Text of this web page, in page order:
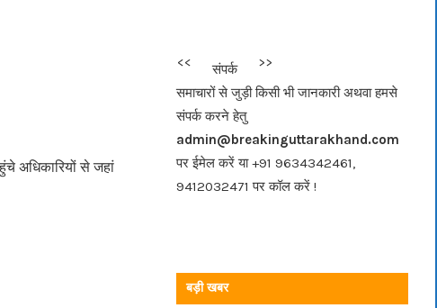
अधिकारियों से जहां
b
o
o
k
<<<संपर्क>>>
समाचारों से जुड़ी किसी भी जानकारी अथवा हमसे
संपर्क करने हेतु
admin@breakinguttarakhand.com
पर ईमेल करें या +91 9634342461,
9412032471 पर कॉल करें !
बड़ी खबर